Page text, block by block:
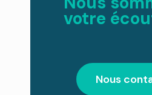
votre
Nous